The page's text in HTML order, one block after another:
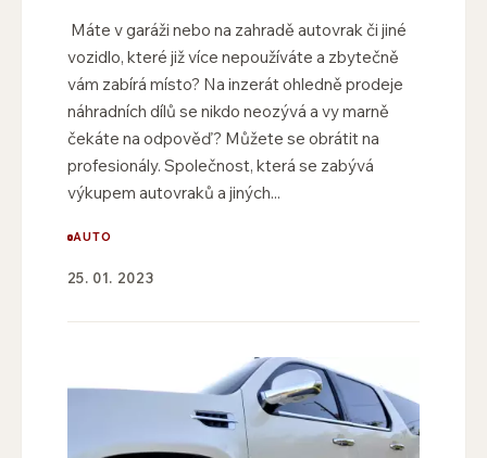
Máte v garáži nebo na zahradě autovrak či jiné
vozidlo, které již více nepoužíváte a zbytečně
vám zabírá místo? Na inzerát ohledně prodeje
náhradních dílů se nikdo neozývá a vy marně
čekáte na odpověď? Můžete se obrátit na
profesionály. Společnost, která se zabývá
výkupem autovraků a jiných...
AUTO
25. 01. 2023